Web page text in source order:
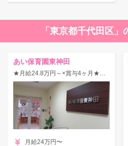
「東京都千代田区」
あい保育園東神田
★月給24.8万円～×賞与4ヶ月★子育て世代も活躍中！手厚い福利厚生が魅力◎
月給24万円〜